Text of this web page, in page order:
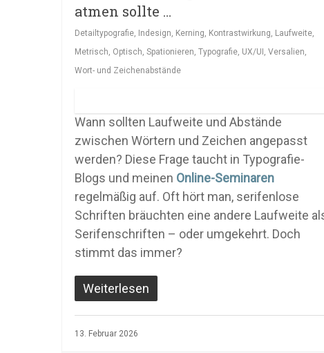
atmen sollte …
Detailtypografie Indesign Kerning Kontrastwirkung Laufweite
Metrisch Optisch Spationieren Typografie UX/UI Versalien
Wort- und Zeichenabstände
Wann sollten Laufweite und Abstände
zwischen Wörtern und Zeichen angepasst
werden? Diese Frage taucht in Typografie-
Blogs und meinen Online-Seminaren
regelmäßig auf. Oft hört man, serifenlose
Schriften bräuchten eine andere Laufweite
Serifenschriften – oder umgekehrt. Doch
stimmt das immer?
Weiterlesen
13. Februar 2026